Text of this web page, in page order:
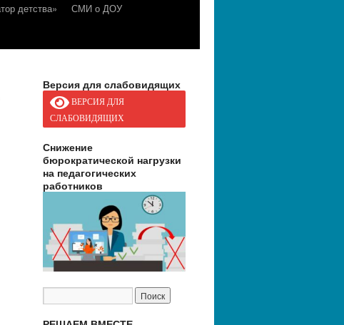
детства»
СМИ о ДОУ
Версия для слабовидящих
ВЕРСИЯ ДЛЯ
СЛАБОВИДЯЩИХ
Снижение
бюрократической нагрузки
на педагогических
работников